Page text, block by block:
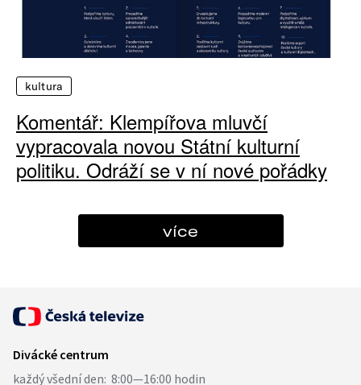
kultura
Komentář: Klempířova mluvčí
vypracovala novou Státní kulturní
politiku. Odráží se v ní nové pořádky
více